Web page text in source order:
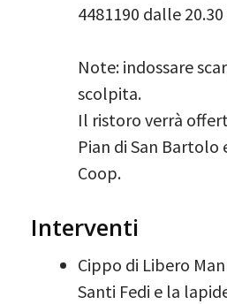
4481190 dalle
Note: indossare
scolpita.
Il ristoro verrà
Pian di San Bartolo
Coop.
Interventi
Cippo di Libero
Santi Fedi e la